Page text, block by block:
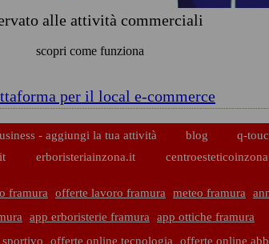
alle attività commerciali
scopri come funziona
per il local e-commerce
- aggiungi la tua attività blog
q-
erboristeriainzona.it
framura offerte lavoro framura meteo framura
app erboristerie framura
app ottiche framura
offerte online tecnologia offerte online